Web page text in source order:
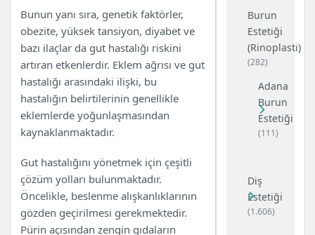
Bunun yanı sıra, genetik faktörler,
obezite, yüksek tansiyon, diyabet ve
bazı ilaçlar da gut hastalığı riskini
artıran etkenlerdir. Eklem ağrısı ve gut
hastalığı arasındaki ilişki, bu
hastalığın belirtilerinin genellikle
eklemlerde yoğunlaşmasından
kaynaklanmaktadır.
Gut hastalığını yönetmek için çeşitli
çözüm yolları bulunmaktadır.
Öncelikle, beslenme alışkanlıklarının
gözden geçirilmesi gerekmektedir.
Pürin açısından zengin gıdaların
Burun
Estetiği
(Rinoplasti)
(282)
Adana
Burun
Estetiği
(111)
Diş
Estetiği
(1.606)